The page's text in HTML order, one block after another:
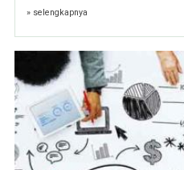
» selengkapnya